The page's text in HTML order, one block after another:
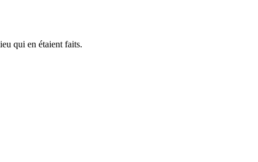
qui en étaient faits.